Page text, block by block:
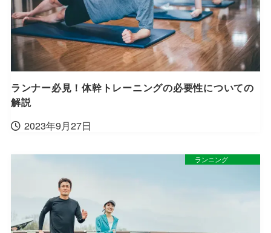
ランナー必見！体幹トレーニングの必要性についての
解説
2023年9月27日
ランニング